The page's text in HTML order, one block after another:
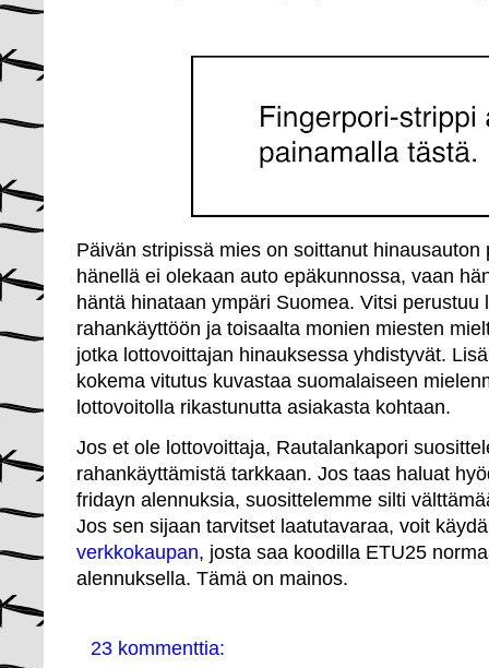
Päivän stripissä mies on soittanut
hänellä ei olekaan auto epäkunnossa, vaan
häntä hinataan ympäri Suomea. Vitsi
rahankäyttöön ja toisaalta monien miesten
jotka lottovoittajan hinauksessa yhdistyvät.
kokema vitutus kuvastaa suomalaiseen
lottovoitolla rikastunutta asiakasta kohtaan.
Jos et ole lottovoittaja, Rautalankapori
rahankäyttämistä tarkkaan. Jos taas haluat
fridayn alennuksia, suosittelemme silti
Jos sen sijaan tarvitset laatutavaraa, voit
verkkokaupan, josta saa koodilla ETU25
alennuksella. Tämä on mainos.
23 kommenttia: